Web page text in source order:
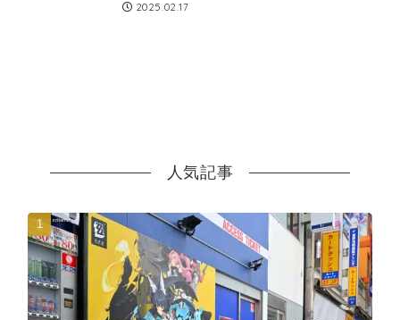
2025.02.17
人気記事